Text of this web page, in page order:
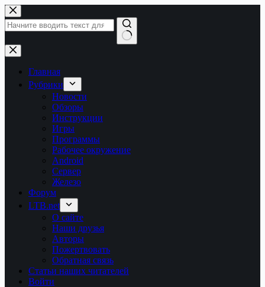
Перейти
к
сути
Ничего
не
найденоГлавная
Рубрики
Новости
Обзоры
Инструкции
Игры
Программы
Рабочее окружение
Android
Сервер
Железо
Форум
LTB.net
О сайте
Наши друзья
Авторы
Пожертвовать
Обратная связь
Статьи наших читателей
Войти